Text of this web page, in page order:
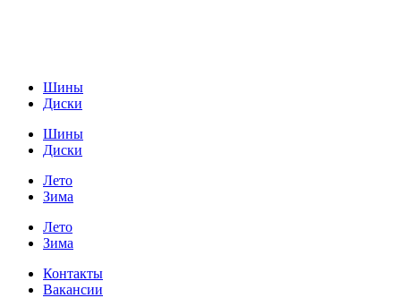
Шины
Диски
Шины
Диски
Лето
Зима
Лето
Зима
Контакты
Вакансии